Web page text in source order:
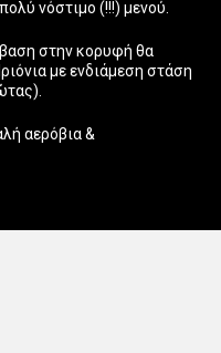
νόστιμο (!!!) μενού.
στην κορυφή θα
με ενδιάμεση στάση
αερόβια &